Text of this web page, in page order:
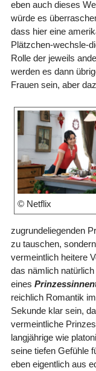
eben auch dieses
würde es
dass hier eine
Plätzchen-wechsle-
Rolle der jeweils
werden es dann
Frauen sein, aber
© Netflix
zugrundeliegenden
zu tauschen,
vermeintlich heitere
das nämlich
eines
reichlich Romantik
Sekunde klar sein,
vermeintliche
langjährige wie
seine tiefen Gefühle
eben eigentlich aus